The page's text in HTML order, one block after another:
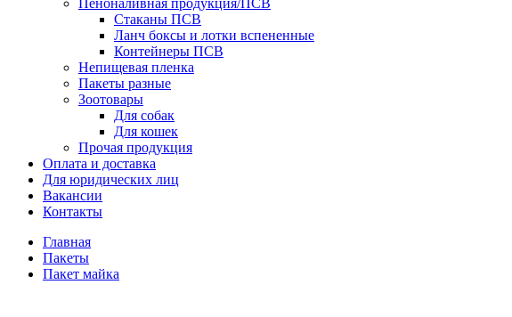
Пеноналивная продукция/ПСВ
Стаканы ПСВ
Ланч боксы и лотки вспененные
Контейнеры ПСВ
Непищевая пленка
Пакеты разные
Зоотовары
Для собак
Для кошек
Прочая продукция
Оплата и доставка
Для юридических лиц
Вакансии
Контакты
Главная
Пакеты
Пакет майка